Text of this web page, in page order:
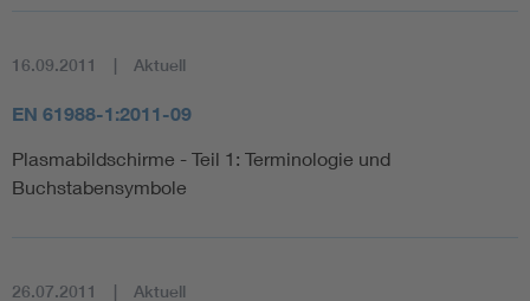
16.09.2011 Aktuell
EN 61988-1:2011-09
Plasmabildschirme - Teil 1: Terminologie und
Buchstabensymbole
26.07.2011 Aktuell